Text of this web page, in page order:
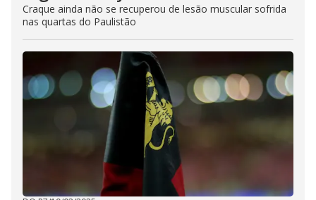
Craque ainda não se recuperou de lesão muscular sofrida
nas quartas do Paulistão